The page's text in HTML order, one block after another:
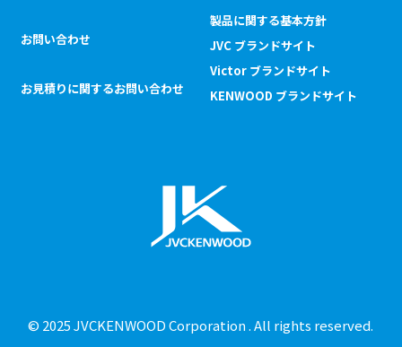
お問い合わせ
お見積りに関するお問い合わせ
製品に関する基本方針
JVC ブランドサイト
Victor ブランドサイト
KENWOOD ブランドサイト
© 2025 JVCKENWOOD Corporation . All rights reserved.